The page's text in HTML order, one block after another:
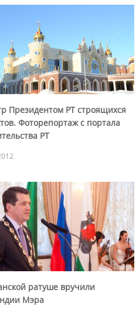
Президентом РТ строящихся
Фоторепортаж с портала
РТ
ратуше вручили
Мэра